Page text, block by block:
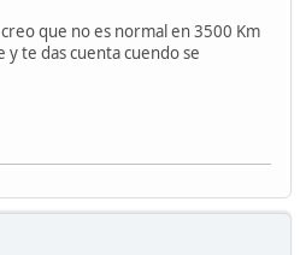
que no es normal en 3500 Km
y te das cuenta cuendo se